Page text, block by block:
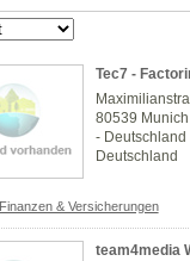
Tec7 -
80539 Munich
- Deutschland
Deutschland
Finanzen & Versicherungen
team4media